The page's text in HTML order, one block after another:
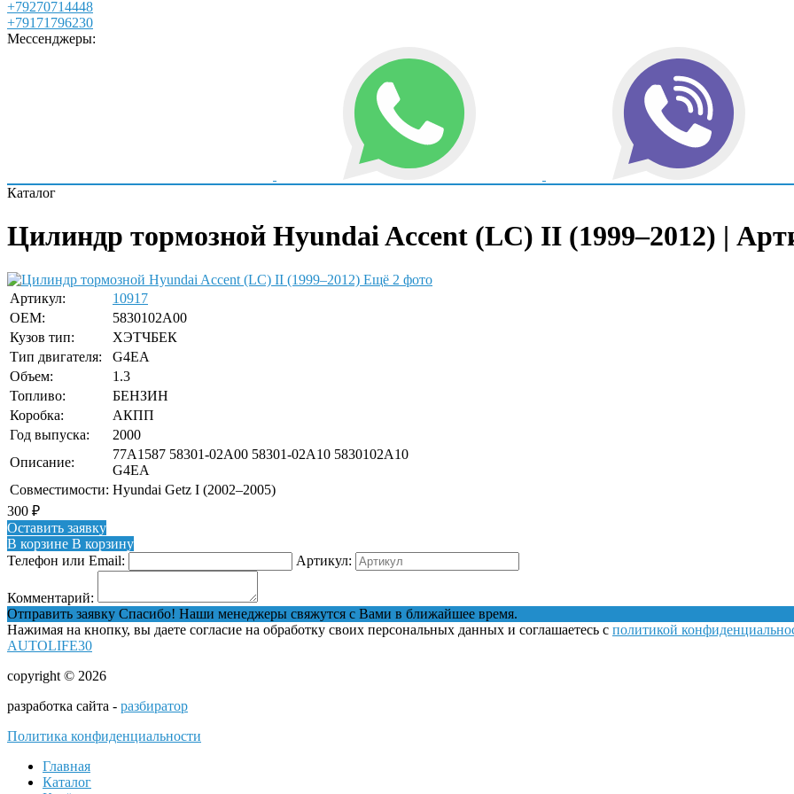
+79270714448
+79171796230
Мессенджеры:
Каталог
Цилиндр тормозной Hyundai Accent (LC) II (1999–2012) |
Ещё 2 фото
Артикул:
10917
OEM:
5830102A00
Кузов тип:
ХЭТЧБЕК
Тип двигателя:
G4EA
Объем:
1.3
Топливо:
БЕНЗИН
Коробка:
АКПП
Год выпуска:
2000
Описание:
77A1587 58301-02A00 58301-02A10 5830102A10
G4EA
Совместимости: Hyundai Getz I (2002–2005)
300 ₽
Оставить заявку
В корзине В корзину
Телефон или Email:
Артикул:
Комментарий:
Отправить заявку Спасибо! Наши менеджеры свяжутся с Вами в ближайшее время.
Нажимая на кнопку, вы даете согласие на обработку своих персональных данных и соглашаетесь с политикой
AUTOLIFE30
copyright © 2026
разработка сайта - разбиратор
Политика конфиденциальности
Главная
Каталог